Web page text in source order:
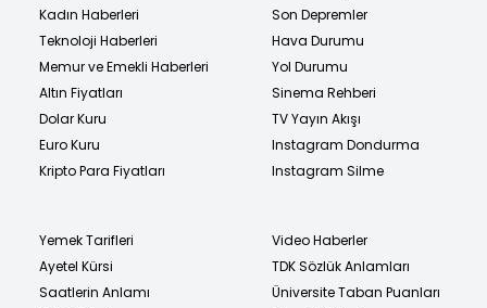
Kadın Haberleri
Teknoloji Haberleri
Memur ve Emekli Haberleri
Altın Fiyatları
Dolar Kuru
Euro Kuru
Kripto Para Fiyatları
Son Depremler
Hava Durumu
Yol Durumu
Sinema Rehberi
TV Yayın Akışı
Instagram Dondurma
Instagram Silme
Yemek Tarifleri
Ayetel Kürsi
Saatlerin Anlamı
Video Haberler
TDK Sözlük Anlamları
Üniversite Taban Puanları